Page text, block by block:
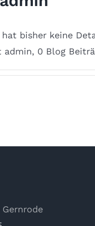
bisher keine
admin, 0 Blog
Gernrode